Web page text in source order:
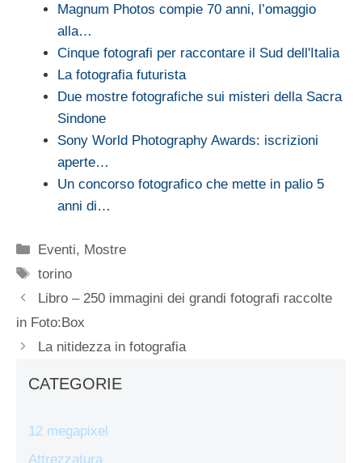
Magnum Photos compie 70 anni, l’omaggio
alla…
Cinque fotografi per raccontare il Sud dell'Italia
La fotografia futurista
Due mostre fotografiche sui misteri della Sacra
Sindone
Sony World Photography Awards: iscrizioni
aperte…
Un concorso fotografico che mette in palio 5
anni di…
Categorie
Eventi, Mostre
Tag
torino
Libro – 250 immagini dei grandi fotografi raccolte
in Foto:Box
La nitidezza in fotografia
CATEGORIE
12 megapixel
Attrezzatura